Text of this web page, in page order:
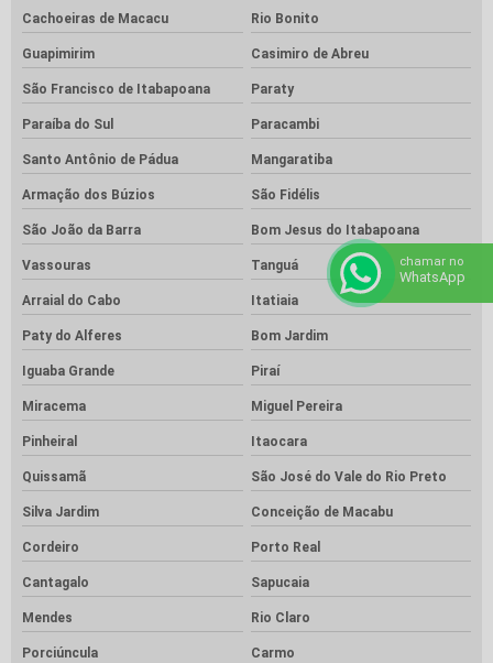
Cachoeiras de Macacu Rio Bonito
Guapimirim Casimiro de Abreu
São Francisco de Itabapoana Paraty
Paraíba do Sul Paracambi
Santo Antônio de Pádua Mangaratiba
Armação dos Búzios São Fidélis
São João da Barra Bom Jesus do Itabapoana
Vassouras Tanguá
Arraial do Cabo Itatiaia
Paty do Alferes Bom Jardim
Iguaba Grande Piraí
Miracema Miguel Pereira
Pinheiral Itaocara
Quissamã São José do Vale do Rio Preto
Silva Jardim Conceição de Macabu
Cordeiro Porto Real
Cantagalo Sapucaia
Mendes Rio Claro
Porciúncula Carmo
chamar no
WhatsApp